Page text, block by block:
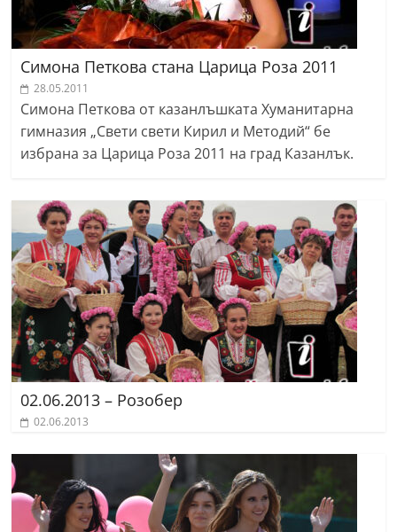
Симона Петкова стана Царица Роза 2011
28.05.2011
Симона Петкова от казанлъшката Хуманитарна
гимназия „Свети свети Кирил и Методий“ бе
избрана за Царица Роза 2011 на град Казанлък.
02.06.2013 – Розобер
02.06.2013